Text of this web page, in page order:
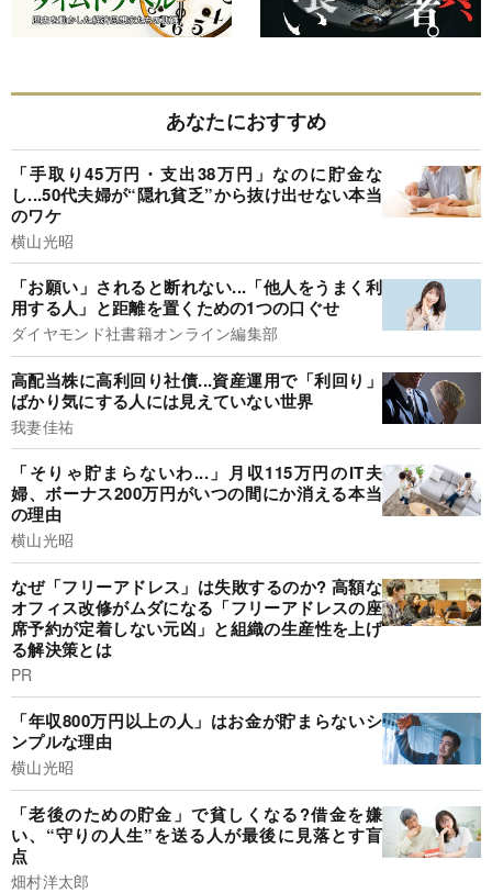
あなたにおすすめ
「手取り45万円・支出38万円」なのに貯金な
し...50代夫婦が“隠れ貧乏”から抜け出せない本当
のワケ
横山光昭
「お願い」されると断れない...「他人をうまく利
用する人」と距離を置くための1つの口ぐせ
ダイヤモンド社書籍オンライン編集部
高配当株に高利回り社債...資産運用で「利回り」
ばかり気にする人には見えていない世界
我妻佳祐
「そりゃ貯まらないわ...」月収115万円のIT夫
婦、ボーナス200万円がいつの間にか消える本当
の理由
横山光昭
なぜ「フリーアドレス」は失敗するのか? 高額な
オフィス改修がムダになる「フリーアドレスの座
席予約が定着しない元凶」と組織の生産性を上げ
る解決策とは
PR
「年収800万円以上の人」はお金が貯まらないシ
ンプルな理由
横山光昭
「老後のための貯金」で貧しくなる?借金を嫌
い、“守りの人生”を送る人が最後に見落とす盲
点
畑村洋太郎